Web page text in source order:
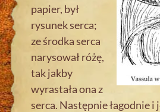
papier, był
rysunek serca;
ze środka serca
narysował różę,
tak jakby
wyrastała ona z
serca. Następnie łagodnie i